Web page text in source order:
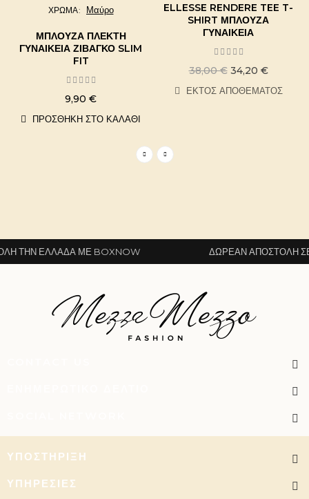
ΧΡΩΜΑ Μαύρο
ΜΠΛΟΎΖΑ ΠΛΕΚΤΉ
ΓΥΝΑΙΚΕΊΑ ΖΙΒΆΓΚΟ SLIM
FIT
9,90 €
ΠΡΟΣΘΉΚΗ ΣΤΟ ΚΑΛΆΘΙ
ELLESSE RENDERE TEE T-
SHIRT ΜΠΛΟΎΖΑ
ΓΥΝΑΙΚΕΊΑ
38,00 € 34,20 €
ΕΚΤΌΣ ΑΠΟΘΈΜΑΤΟΣ
ΕΛΛΆΔΑ ΜΕ BOXNOW ΔΩΡΕΆΝ ΑΠΟΣΤΟΛΉ ΣΕ
ΥΠΟΣΤΉΡΙΞΗ
ΥΠΗΡΕΣΊΕΣ